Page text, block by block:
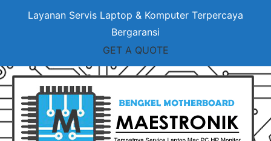
Layanan Servis Laptop & Komputer Terpercaya
Bergaransi
GET A QUOTE